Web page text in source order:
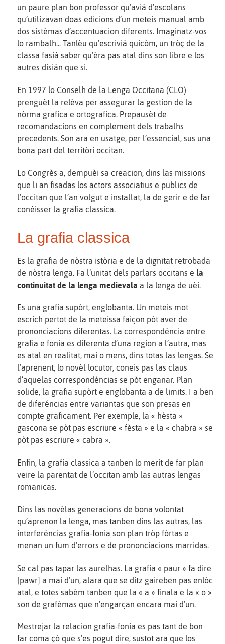
un paure plan bon professor qu’aviá d’escolans
qu’utilizavan doas edicions d’un meteis manual amb
dos sistèmas d’accentuacion diferents. Imaginatz-vos
lo rambalh... Tanlèu qu’escriviá quicòm, un tròç de la
classa fasiá saber qu’èra pas atal dins son libre e los
autres disián que si.
En 1997 lo Conselh de la Lenga Occitana (CLO)
prenguèt la relèva per assegurar la gestion de la
nòrma grafica e ortografica. Prepausèt de
recomandacions en complement dels trabalhs
precedents. Son ara en usatge, per l’essencial, sus una
bona part del territòri occitan.
Lo Congrès a, dempuèi sa creacion, dins las missions
que li an fisadas los actors associatius e publics de
l’occitan que l’an volgut e installat, la de gerir e de far
conéisser la grafia classica.
La grafia classica
Es la grafia de nòstra istòria e de la dignitat retrobada
de nòstra lenga. Fa l’unitat dels parlars occitans e la
continuitat de la lenga medievala a la lenga de uèi.
Es una grafia supòrt, englobanta. Un meteis mot
escrich pertot de la meteissa faiçon pòt aver de
prononciacions diferentas. La correspondéncia entre
grafia e fonia es diferenta d’una region a l’autra, mas
es atal en realitat, mai o mens, dins totas las lengas. Se
l’aprenent, lo novèl locutor, coneis pas las claus
d’aquelas correspondéncias se pòt enganar. Plan
solide, la grafia supòrt e englobanta a de limits. I a ben
de diferéncias entre variantas que son presas en
compte graficament. Per exemple, la « hèsta »
gascona se pòt pas escriure « fèsta » e la « chabra » se
pòt pas escriure « cabra ».
Enfin, la grafia classica a tanben lo merit de far plan
veire la parentat de l’occitan amb las autras lengas
romanicas.
Dins las novèlas generacions de bona volontat
qu’aprenon la lenga, mas tanben dins las autras, las
interferéncias grafia-fonia son plan tròp fòrtas e
menan un fum d’errors e de prononciacions marridas.
Se cal pas tapar las aurelhas. La grafia « paur » fa dire
[pawr] a mai d’un, alara que se ditz gaireben pas enlòc
atal, e totes sabèm tanben que la « a » finala e la « o »
son de grafèmas que n’engarçan encara mai d’un.
Mestrejar la relacion grafia-fonia es pas tant de bon
far coma çò que s’es pogut dire, sustot ara que los